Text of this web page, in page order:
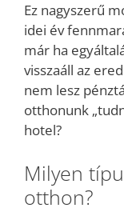
Ez nagyszerű
idei év
már ha
visszaáll az
nem lesz
otthonunk
hotel?
Milyen
otthon?